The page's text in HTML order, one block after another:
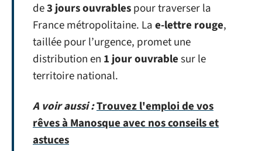
de3 jours ouvrablespour traverser la
France métropolitaine. Lae-lettre rouge,
taillée pour l’urgence, promet une
distribution en 1 jour ouvrablesur le
territoire national.
A voir aussi :Trouvez l'emploi de vos
rêves à Manosque avec nos conseils et
astuces